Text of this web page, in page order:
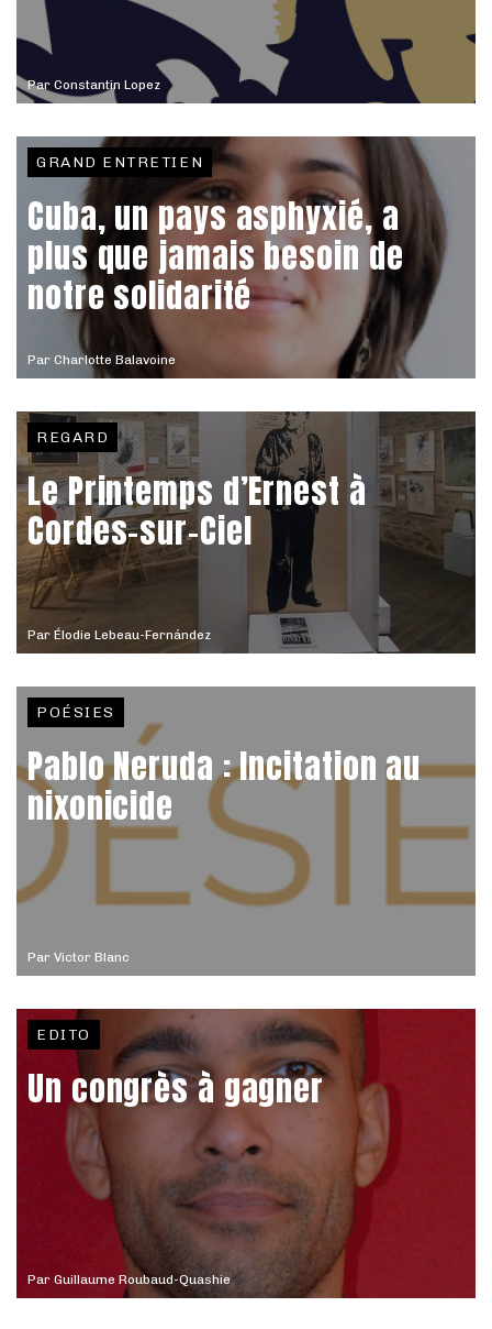
Par Constantin Lopez
Par Charlotte Balavoine
GRAND ENTRETIEN
Cuba, un pays asphyxié, a
plus que jamais besoin de
notre solidarité
Par Élodie Lebeau-Fernández
REGARD
Le Printemps d’Ernest à
Cordes-sur-Ciel
Par Victor Blanc
POÉSIES
Pablo Neruda : Incitation au
nixonicide
Par Guillaume Roubaud-Quashie
EDITO
Un congrès à gagner